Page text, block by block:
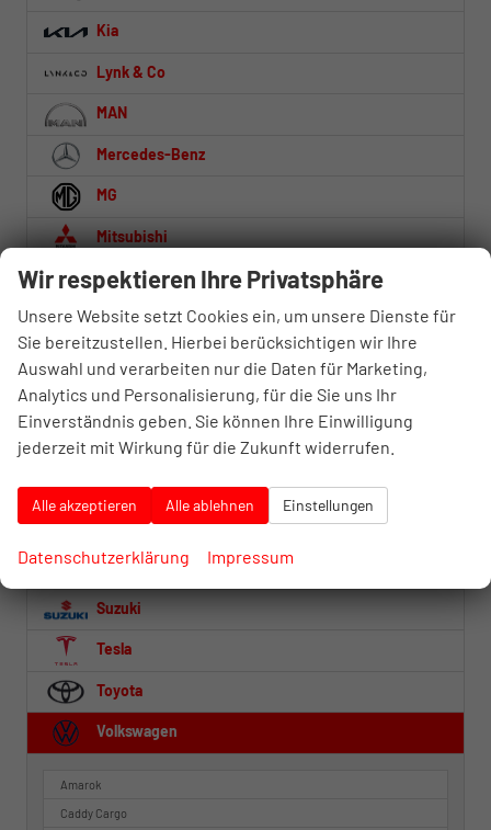
Kia
Lynk & Co
MAN
Mercedes-Benz
MG
Mitsubishi
Nissan
Omoda
Opel
Peugeot
Porsche
Renault
Seat
Skoda
Suzuki
Tesla
Toyota
Volkswagen
Amarok
Caddy Cargo
Wir respektieren Ihre Privatsphäre
Unsere Website setzt Cookies ein, um unsere Dienste für
Sie bereitzustellen. Hierbei berücksichtigen wir Ihre
Auswahl und verarbeiten nur die Daten für Marketing,
Analytics und Personalisierung, für die Sie uns Ihr
Einverständnis geben. Sie können Ihre Einwilligung
jederzeit mit Wirkung für die Zukunft widerrufen.
Alle akzeptieren Alle ablehnen Einstellungen
Datenschutzerklärung Impressum